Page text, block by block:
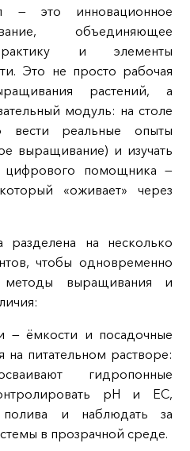
— это инновационное
объединяющее
и элементы
Это не просто рабочая
растений, а
модуль: на столе
вести реальные опыты
выращивание) и изучать
помощника —
«оживает» через
разделена на несколько
чтобы одновременно
методы выращивания и
— ёмкости и посадочные
питательном растворе:
гидропонные
pH и EC,
полива и наблюдать за
в прозрачной среде.